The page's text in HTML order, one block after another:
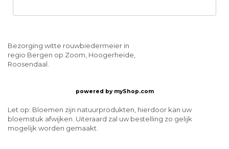
Bezorging witte rouwbiedermeier in
regio Bergen op Zoom, Hoogerheide,
Roosendaal.
powered by myShop.com
Let op: Bloemen zijn natuurprodukten, hierdoor kan uw
bloemstuk afwijken. Uiteraard zal uw bestelling zo gelijk
mogelijk worden gemaakt.